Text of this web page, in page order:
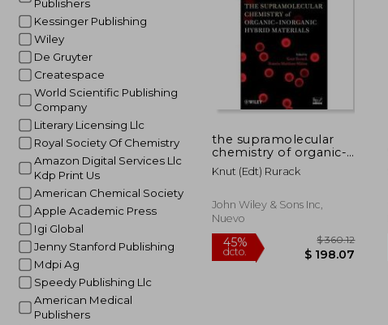
Publishers
Kessinger Publishing
Wiley
De Gruyter
Createspace
World Scientific Publishing
Company
Literary Licensing Llc
Royal Society Of Chemistry
Amazon Digital Services Llc
Kdp Print Us
American Chemical Society
Apple Academic Press
Igi Global
Jenny Stanford Publishing
Mdpi Ag
Speedy Publishing Llc
American Medical
Publishers
dcto.
the supramolecular
chemistry of organic-
inorganic hybrid
materials
Knut (edt) Rurack
John Wiley & Sons Inc,
Nuevo